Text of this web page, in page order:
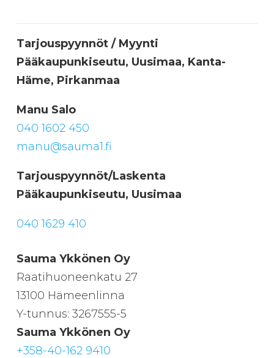
Tarjouspyynnöt / Myynti
Pääkaupunkiseutu, Uusimaa, Kanta-
Häme, Pirkanmaa
Manu Salo
040 1602 450
manu@sauma1.fi
Tarjouspyynnöt/Laskenta
Pääkaupunkiseutu, Uusimaa
040 1629 410
Sauma Ykkönen Oy
Raatihuoneenkatu 27
13100 Hämeenlinna
Y-tunnus: 3267555-5
Sauma Ykkönen Oy
+358-40-162 9410